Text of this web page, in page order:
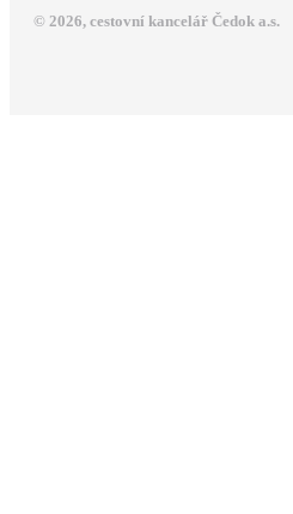
© 2026, cestovní kancelář Čedok a.s.